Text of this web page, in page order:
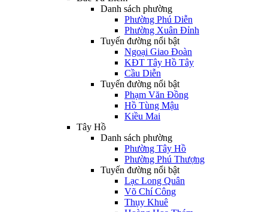
Danh sách phường
Phường Phú Diễn
Phường Xuân Đỉnh
Tuyến đường nổi bật
Ngoại Giao Đoàn
KĐT Tây Hồ Tây
Cầu Diễn
Tuyến đường nổi bật
Phạm Văn Đồng
Hồ Tùng Mậu
Kiều Mai
Tây Hồ
Danh sách phường
Phường Tây Hồ
Phường Phú Thượng
Tuyến đường nổi bật
Lạc Long Quân
Võ Chí Công
Thụy Khuê